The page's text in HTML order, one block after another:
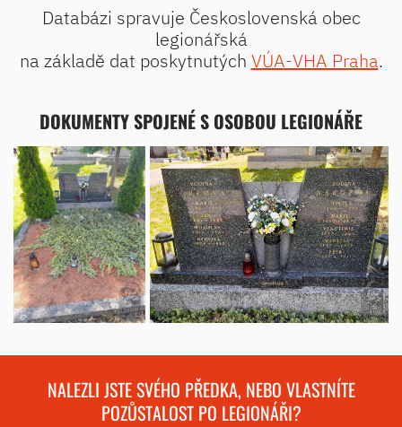
Databázi spravuje Československá obec
legionářská
na základě dat poskytnutých VÚA-VHA Praha.
DOKUMENTY SPOJENÉ S OSOBOU LEGIONÁŘE
NALEZLI JSTE SVÉHO PŘEDKA, NEBO VLASTNÍTE
POZŮSTALOST PO LEGIONÁŘI?